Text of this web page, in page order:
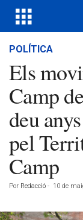
POLÍTICA
Els
Camp
deu
pel
Camp
Por Redacció - 10 de